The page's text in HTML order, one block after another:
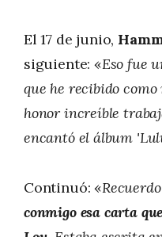
El 17 de junio,
siguiente: «Eso fue
que he recibido
honor increíble
encantó el álbum
Continuó: «
conmigo esa carta